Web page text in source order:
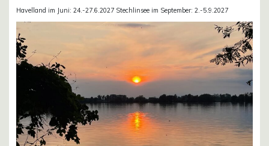
Havelland im Juni: 24.-27.6.2027 Stechlinsee im September: 2.-5.9.2027